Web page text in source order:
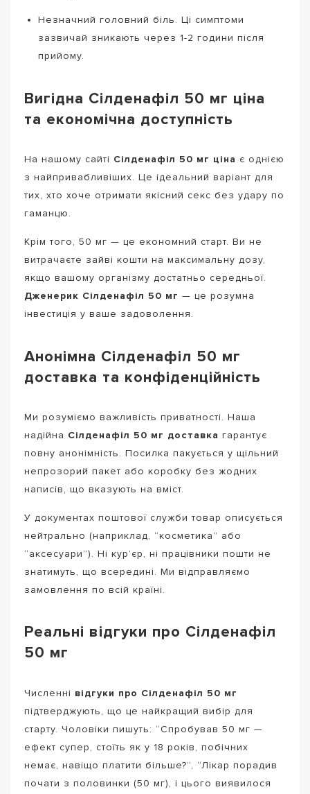
Незначний головний біль. Ці симптоми
зазвичай зникають через 1-2 години після
прийому.
Вигідна Сілденафіл 50 мг ціна
та економічна доступність
На нашому сайті Сілденафіл 50 мг ціна є однією
з найпривабливіших. Це ідеальний варіант для
тих, хто хоче отримати якісний секс без удару по
гаманцю.
Крім того, 50 мг — це економний старт. Ви не
витрачаєте зайві кошти на максимальну дозу,
якщо вашому організму достатньо середньої.
Дженерик Сілденафіл 50 мг — це розумна
інвестиція у ваше задоволення.
Анонімна Сілденафіл 50 мг
доставка та конфіденційність
Ми розуміємо важливість приватності. Наша
надійна Сілденафіл 50 мг доставка гарантує
повну анонімність. Посилка пакується у щільний
непрозорий пакет або коробку без жодних
написів, що вказують на вміст.
У документах поштової служби товар описується
нейтрально (наприклад, “косметика” або
“аксесуари”). Ні кур’єр, ні працівники пошти не
знатимуть, що всередині. Ми відправляємо
замовлення по всій країні.
Реальні відгуки про Сілденафіл
50 мг
Численні відгуки про Сілденафіл 50 мг
підтверджують, що це найкращий вибір для
старту. Чоловіки пишуть: “Спробував 50 мг —
ефект супер, стоїть як у 18 років, побічних
немає, навіщо платити більше?”, “Лікар порадив
почати з половинки (50 мг), і цього виявилося